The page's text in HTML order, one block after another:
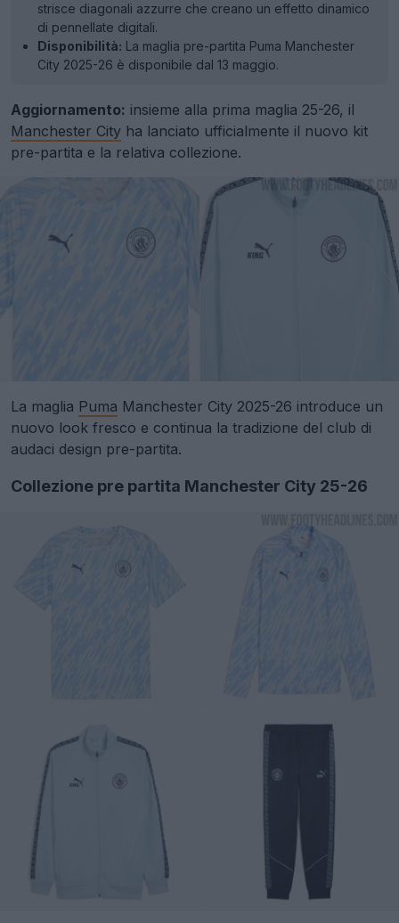
strisce diagonali azzurre che creano un effetto dinamico
di pennellate digitali.
Disponibilità: La maglia pre-partita Puma Manchester
City 2025-26 è disponibile dal 13 maggio.
Aggiornamento: insieme alla prima maglia 25-26, il
Manchester City ha lanciato ufficialmente il nuovo kit
pre-partita e la relativa collezione.
La maglia Puma Manchester City 2025-26 introduce un
nuovo look fresco e continua la tradizione del club di
audaci design pre-partita.
Collezione pre partita Manchester City 25-26